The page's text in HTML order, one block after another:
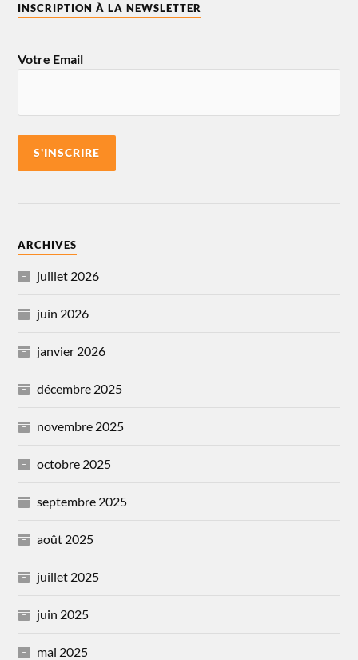
INSCRIPTION À LA NEWSLETTER
Votre Email
ARCHIVES
juillet 2026
juin 2026
janvier 2026
décembre 2025
novembre 2025
octobre 2025
septembre 2025
août 2025
juillet 2025
juin 2025
mai 2025